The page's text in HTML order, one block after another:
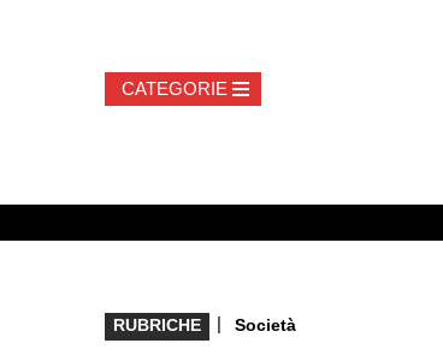
RUBRICHE | Società